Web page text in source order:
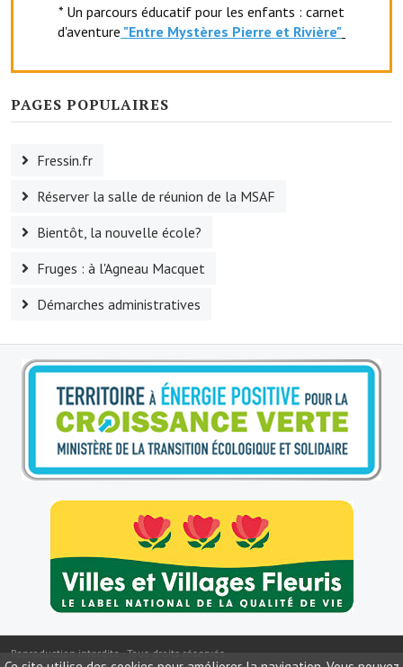
Maison des services et des associations fressinoises
Village culturel
Le comité des fêtes
L'association Avotra-France
Le foyer de la Planquette
L'association des anciens combattants
L'association des anciens sapeurs-pompiers volontaires
L'US Crequy Fressin
La société de chasse
La société de pêche
* Un parcours éducatif pour les enfants : carnet
d'aventure "Entre Mystères Pierre et Rivière"
PAGES POPULAIRES
Fressin.fr
Réserver la salle de réunion de la MSAF
Bientôt, la nouvelle école?
Fruges : à l'Agneau Macquet
Démarches administratives
Reproduction interdite - Tous droits réservés